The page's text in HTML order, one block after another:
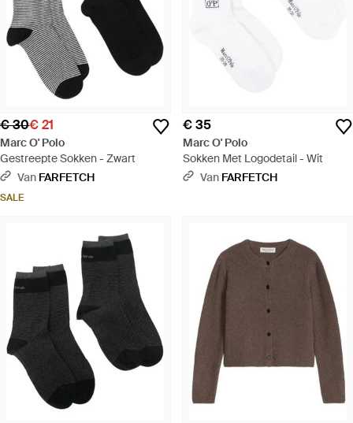
€ 30€ 21
Marc O' Polo
Gestreepte Sokken - Zwart
Van FARFETCH
SALE
€ 35
Marc O' Polo
Sokken Met Logodetail - Wit
Van FARFETCH